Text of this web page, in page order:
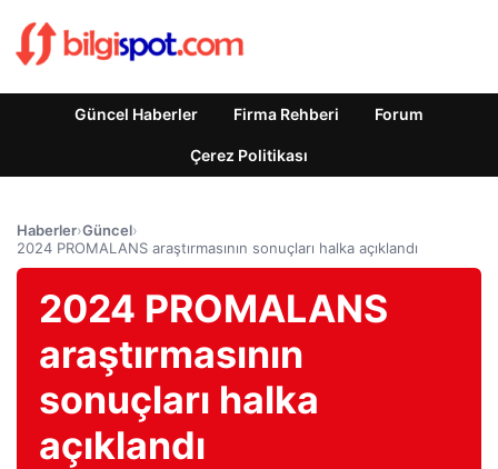
Güncel Haberler Firma Rehberi Forum
Çerez Politikası
Haberler›Güncel›
2024 PROMALANS araştırmasının sonuçları halka açıklandı
2024 PROMALANS
araştırmasının
sonuçları halka
açıklandı